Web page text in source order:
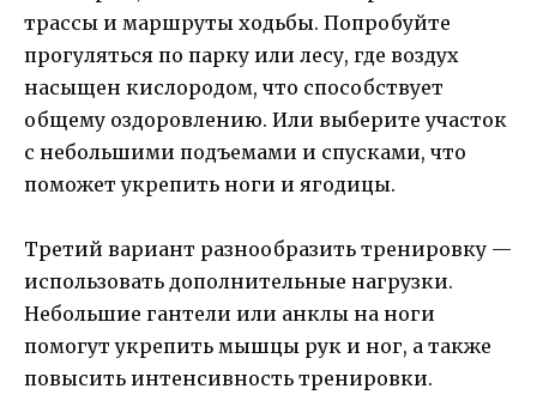
трассы и маршруты ходьбы. Попробуйте
прогуляться по парку или лесу, где воздух
насыщен кислородом, что способствует
общему оздоровлению. Или выберите участок
с небольшими подъемами и спусками, что
поможет укрепить ноги и ягодицы.
Третий вариант разнообразить тренировку —
использовать дополнительные нагрузки.
Небольшие гантели или анклы на ноги
помогут укрепить мышцы рук и ног, а также
повысить интенсивность тренировки.